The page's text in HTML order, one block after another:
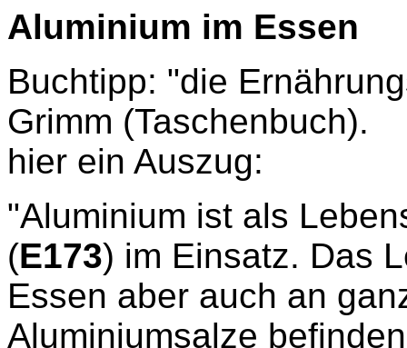
Aluminium im Essen
Buchtipp: "die
Grimm (Taschenbuch).
hier ein Auszug:
"Aluminium ist als
(E173) im Einsatz. Das
Essen aber auch an
Aluminiumsalze